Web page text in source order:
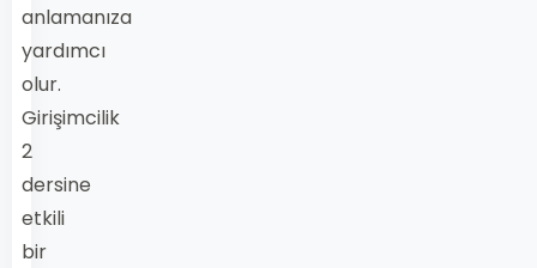
anlamanıza
yardımcı
olur.
Girişimcilik
2
dersine
etkili
bir